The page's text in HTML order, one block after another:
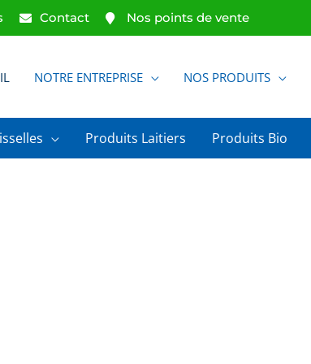
Contact Nos points de vente
NOTRE ENTREPRISE NOS PRODUITS
Produits Laitiers Produits Bio